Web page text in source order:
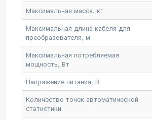
Максимальная масса, кг
Максимальная длина кабеля для
преобразователя, м
Максимальная потребляемая
мощность, Вт
Напряжение питания, В
Количество точек автоматической
статистики